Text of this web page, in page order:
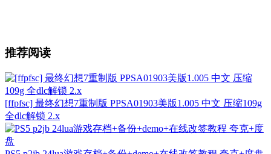
推荐阅读
[ffpfsc] 最终幻想7重制版 PPSA01903美版1.005 中文 压缩109g
全dlc解锁 2.x